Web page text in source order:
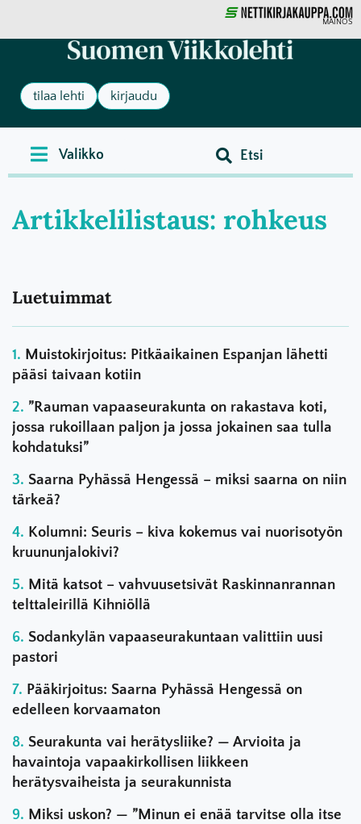
MAINOS
tilaa lehti kirjaudu
Artikkelilistaus: rohkeus
Luetuimmat
Muistokirjoitus: Pitkäaikainen Espanjan lähetti
pääsi taivaan kotiin
”Rauman vapaaseurakunta on rakastava koti,
jossa rukoillaan paljon ja jossa jokainen saa tulla
kohdatuksi”
Saarna Pyhässä Hengessä – miksi saarna on niin
tärkeä?
Kolumni: Seuris – kiva kokemus vai nuorisotyön
kruununjalokivi?
Mitä katsot – vahvuusetsivät Raskinnanrannan
telttaleirillä Kihniöllä
Sodankylän vapaaseurakuntaan valittiin uusi
pastori
Pääkirjoitus: Saarna Pyhässä Hengessä on
edelleen korvaamaton
Seurakunta vai herätysliike? — Arvioita ja
havaintoja vapaakirkollisen liikkeen
herätysvaiheista ja seurakunnista
Miksi uskon? — ”Minun ei enää tarvitse olla itse